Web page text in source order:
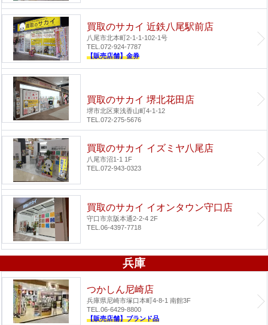
買取のサカイ 近鉄八尾駅前店
八尾市北本町2-1-1-102-1号
TEL.072-924-7787
【販売店舗】金券
買取のサカイ 堺北花田店
堺市北区東浅香山町4-1-12
TEL.072-275-5676
買取のサカイ イズミヤ八尾店
八尾市沼1-1 1F
TEL.072-943-0323
買取のサカイ イオンタウン守口店
守口市京阪本通2-2-4 2F
TEL.06-4397-7718
兵庫
つかしん尼崎店
兵庫県尼崎市塚口本町4-8-1 南館3F
TEL.06-6429-8800
【販売店舗】ブランド品